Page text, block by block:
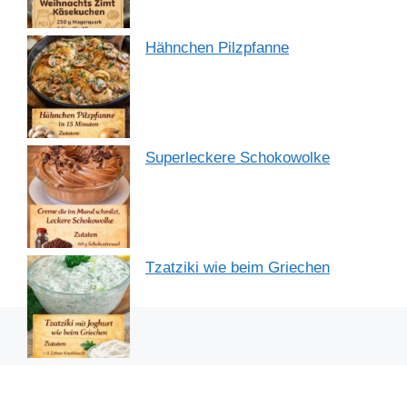
Hähnchen Pilzpfanne
Superleckere Schokowolke
Tzatziki wie beim Griechen